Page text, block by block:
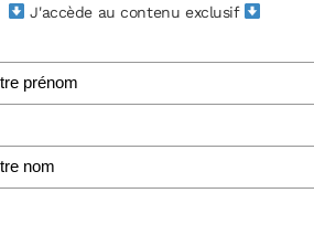
J'accède au contenu exclusif